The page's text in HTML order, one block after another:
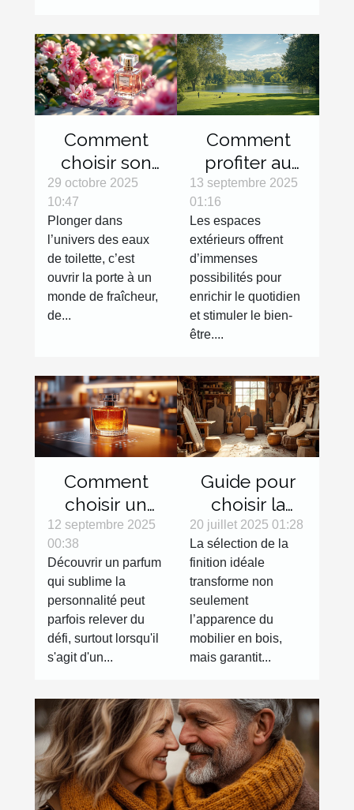
Comment
choisir son
eau de
toilette pour
une fraîcheur
durable ?
29 octobre 2025
10:47
Plonger dans
l’univers des eaux
de toilette, c’est
ouvrir la porte à un
monde de fraîcheur,
de...
Comment
profiter au
maximum
des espaces
extérieurs
avec des
activités
variées ?
13 septembre 2025
01:16
Les espaces
extérieurs offrent
d’immenses
possibilités pour
enrichir le quotidien
et stimuler le bien-
être....
Comment
choisir un
parfum en
ligne sans
l'essayer ?
12 septembre 2025
00:38
Découvrir un parfum
qui sublime la
personnalité peut
parfois relever du
défi, surtout lorsqu'il
s'agit d'un...
Guide pour
choisir la
finition
parfaite pour
votre mobilier
en bois
20 juillet 2025 01:28
La sélection de la
finition idéale
transforme non
seulement
l’apparence du
mobilier en bois,
mais garantit...